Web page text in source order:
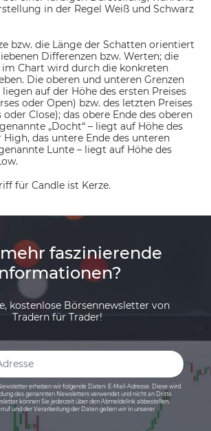
in der Regel Weiß und Schwarz
bzw. die Länge der Schatten orientiert
Differenzen bzw. Werten; die
im Chart wird durch die konkreten
Die oberen und unteren Grenzen
auf der Höhe des ersten Preises
oder Open) bzw. des letzten Preises
oder Close); das obere Ende des oberen
„Docht“ – liegt auf Höhe des
das untere Ende des unteren
Lunte – liegt auf Höhe des
für Candle ist Kerze.
faszinierende
kostenlose Börsennewsletter von
Tradern für Trader!
erheben wir folgende Daten: E-Mail-Adresse. Diese wird
des genannten Newsletters verwendet und nicht an Dritte
können Sie jederzeit über den Abmeldelink abbestellen.
und der Verarbeitung der Daten geben wir in unserer